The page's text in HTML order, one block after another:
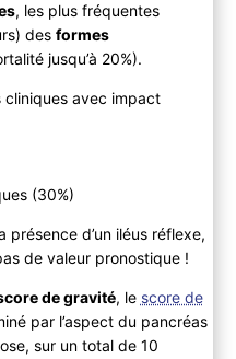
, les plus fréquentes
des formes
jusqu’à 20%).
avec impact
(30%)
présence d’un iléus réflexe,
de valeur pronostique !
de gravité, le score de
par l’aspect du pancréas
sur un total de 10